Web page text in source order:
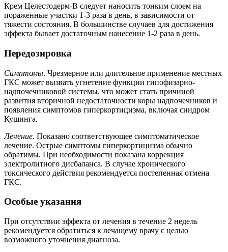
Крем Целестодерм-В следует наносить тонким слоем на
пораженные участки 1-3 раза в день, в зависимости от
тяжести состояния. В большинстве случаев для достижения
эффекта бывает достаточным нанесение 1-2 раза в день.
Передозировка
Симптомы. Чрезмерное или длительное применение местных
ГКС может вызвать угнетение функции гипофизарно-
надпочечниковой системы, что может стать причиной
развития вторичной недостаточности коры надпочечников и
появления симптомов гиперкортицизма, включая синдром
Кушинга.
Лечение. Показано соответствующее симптоматическое
лечение. Острые симптомы гиперкортицизма обычно
обратимы. При необходимости показана коррекция
электролитного дисбаланса. В случае хронического
токсического действия рекомендуется постепенная отмена
ГКС.
Особые указания
При отсутствии эффекта от лечения в течение 2 недель
рекомендуется обратиться к лечащему врачу с целью
возможного уточнения диагноза.